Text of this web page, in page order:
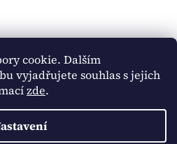
cookie. Dalším
vyjadřujete souhlas s jejich
zde.